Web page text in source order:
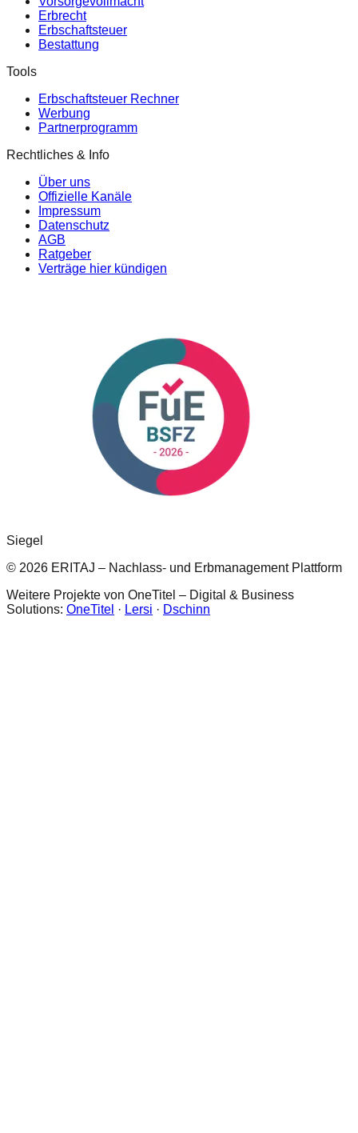
Erbrecht
Erbschaftsteuer
Bestattung
Tools
Erbschaftsteuer Rechner
Werbung
Partnerprogramm
Rechtliches & Info
Über uns
Offizielle Kanäle
Impressum
Datenschutz
AGB
Ratgeber
Verträge hier kündigen
Siegel
© 2026 ERITAJ – Nachlass- und Erbmanagement Plattform
Weitere Projekte von OneTitel – Digital & Business
Solutions: OneTitel · Lersi · Dschinn